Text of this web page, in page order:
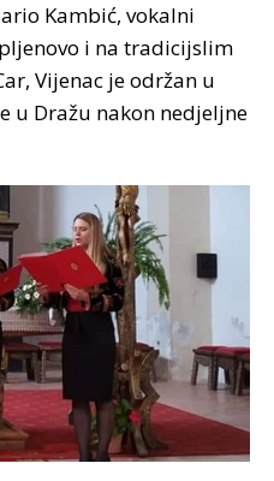
Kambić, vokalni
i na tradicijslim
Vijenac je održan u
u Dražu nakon nedjeljne